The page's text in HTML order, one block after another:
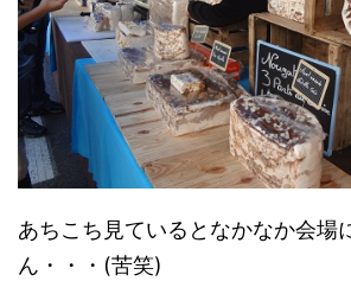
あちこち見ているとなかなか会場
ん・・・(苦笑)